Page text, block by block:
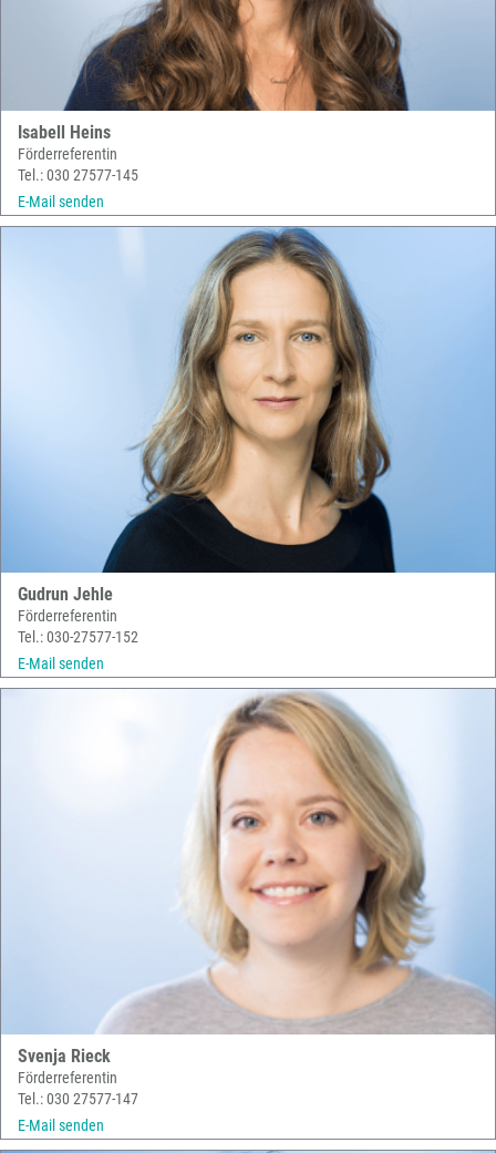
Isabell Heins
Förderreferentin
Tel.: 030 27577-145
E-Mail senden
Gudrun Jehle
Förderreferentin
Tel.: 030-27577-152
E-Mail senden
Svenja Rieck
Förderreferentin
Tel.: 030 27577-147
E-Mail senden